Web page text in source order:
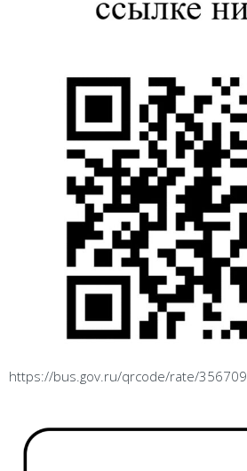
https://bus.gov.ru/qrcode/rate/356709